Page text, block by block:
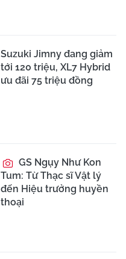
Suzuki Jimny đang giảm
tới 120 triệu, XL7 Hybrid
ưu đãi 75 triệu đồng
GS Ngụy Như Kon
Tum: Từ Thạc sĩ Vật lý
đến Hiệu trưởng huyền
thoại